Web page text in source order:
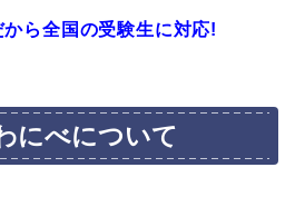
ら全国の受験生に対応!
にべについて